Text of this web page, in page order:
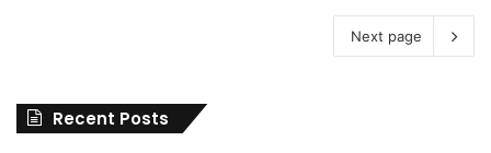
Next page
Recent Posts